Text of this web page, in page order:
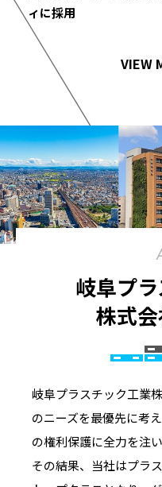
ィに採用
VIEW
岐阜プ
株式
岐阜プラスチック工業
のニーズを最優先に考
の権利保護に全力を注
その結果、当社はプラ